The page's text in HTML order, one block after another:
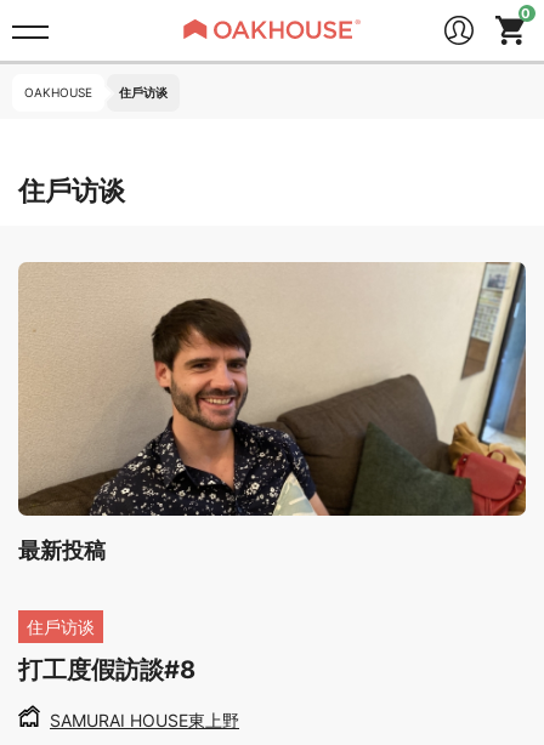
OAKHOUSE 住戶访谈
住戶访谈
最新投稿
住戶访谈
打工度假訪談#8
SAMURAI HOUSE東上野